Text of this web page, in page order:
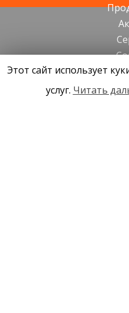
Этот сайт использует
услуг. Читать